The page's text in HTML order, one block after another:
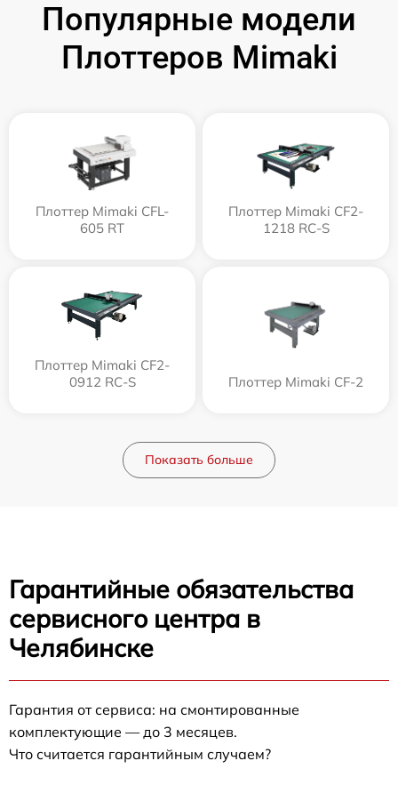
Популярные модели
Плоттеров Mimaki
Плоттер Mimaki CFL-
605 RT
Плоттер Mimaki CF2-
1218 RC-S
Плоттер Mimaki CF2-
0912 RC-S
Плоттер Mimaki CF-2
Показать больше
Гарантийные обязательства
сервисного центра в
Челябинске
Гарантия от сервиса: на смонтированные
комплектующие — до 3 месяцев.
Что считается гарантийным случаем?